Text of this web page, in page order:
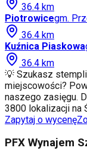
36.4 km
Piotrowicegm.
36.4 km
Kuźnica Piaskowa
36.4 km
💡 Szukasz
miejscowości?
naszego zasięgu.
3800 lokalizacji na
Zapytaj o wycenę
PFX Wynajem